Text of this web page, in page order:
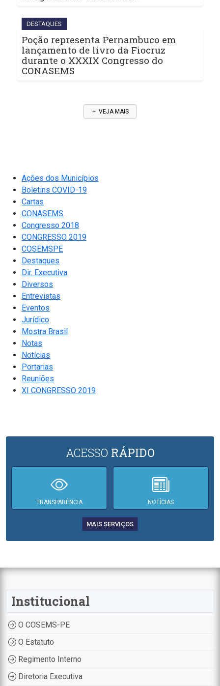
DESTAQUES
Poção representa Pernambuco em
lançamento de livro da Fiocruz
durante o XXXIX Congresso do
CONASEMS
VEJA MAIS
Ações dos Municípios
Boletins COVID-19
Cartas
CONASEMS
Congresso 2018
CONGRESSO 2019
COSEMSPE
Destaques
Dir. Executiva
Diversos
Entrevistas
Eventos
Jurídico
Mostra Brasil
Notas
Notícias
Portarias
Reuniões
XI CONGRESSO 2019
ACESSO RÁPIDO
TRANSPARÊNCIA NOTÍCIAS
MAIS SERVIÇOS
Institucional
O COSEMS-PE
O Estatuto
Regimento Interno
Diretoria Executiva